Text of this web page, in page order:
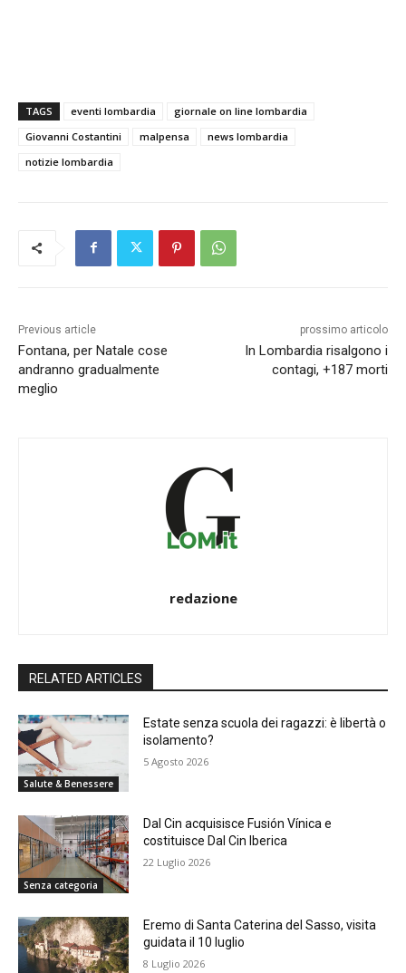
TAGS eventi lombardia
giornale on line lombardia
Giovanni Costantini
malpensa
news lombardia
notizie lombardia
Previous article
Fontana, per Natale cose
andranno gradualmente
meglio
prossimo articolo
In Lombardia risalgono i
contagi, +187 morti
redazione
RELATED ARTICLES
Salute & Benessere
Estate senza scuola dei ragazzi: è libertà o
isolamento?
5 Agosto 2026
Senza categoria
Dal Cin acquisisce Fusión Vínica e
costituisce Dal Cin Iberica
22 Luglio 2026
Eremo di Santa Caterina del Sasso, visita
guidata il 10 luglio
8 Luglio 2026